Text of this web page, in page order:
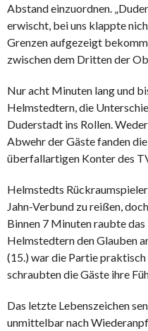
Abstand einzuordnen.
erwischt, bei uns klappte
Grenzen aufgezeigt
zwischen dem Dritten der
Nur acht Minuten lang und
Helmstedtern, die
Duderstadt ins Rollen.
Abwehr der Gäste fanden
überfallartigen Konter des
Helmstedts
Jahn-Verbund zu reißen,
Binnen 7 Minuten raubte das
Helmstedtern den Glauben
(15.) war die Partie praktisch
schraubten die Gäste ihre
Das letzte Lebenszeichen
unmittelbar nach